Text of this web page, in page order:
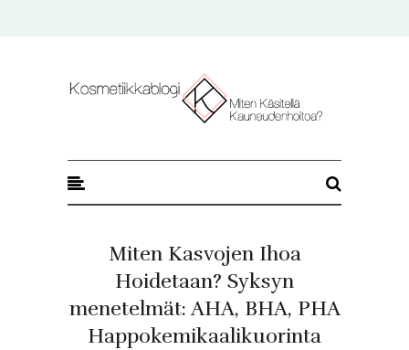
Kosmetiikkablogi
Miten Kasvojen Ihoa
Hoidetaan? Syksyn
menetelmät: AHA, BHA, PHA
Happokemikaalikuorinta